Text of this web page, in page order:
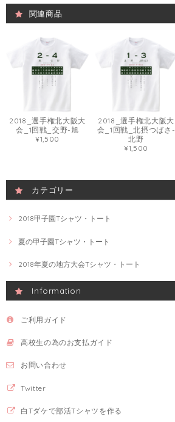
関連商品
2018_選手権北大阪大
会_1回戦_交野-旭
¥1,500
2018_選手権北大阪大
会_1回戦_北摂つばさ-
北野
¥1,500
カテゴリー
2018甲子園Tシャツ・トート
夏の甲子園Tシャツ・トート
2018年夏の地方大会Tシャツ・トート
Information
ご利用ガイド
高校生の為のお支払ガイド
お問い合わせ
Twitter
白Tダケで部活Tシャツを作る